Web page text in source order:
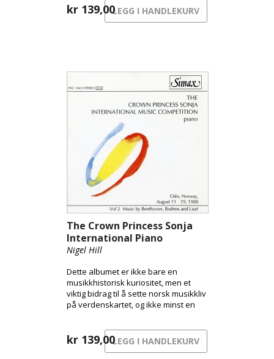
kr 139,00LEGG I HANDLEKURV
The Crown Princess Sonja
International Piano
Competit...
Nigel Hill
Dette albumet er ikke bare en
musikkhistorisk kuriositet, men et
viktig bidrag til å sette norsk musikkliv
på verdenskartet, og ikke minst en
kr 139,00LEGG I HANDLEKURV